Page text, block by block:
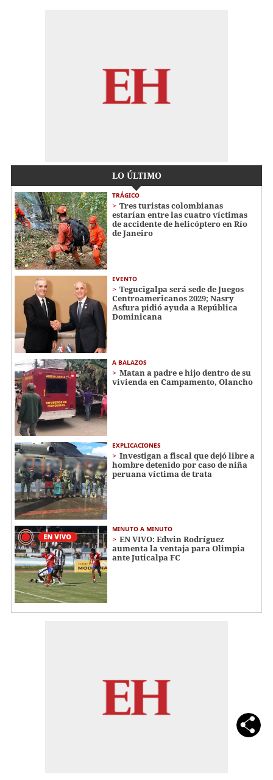
LO ÚLTIMO
TRÁGICO
Tres turistas colombianas
estarían entre las cuatro víctimas
de accidente de helicóptero en Río
de Janeiro
EVENTO
Tegucigalpa será sede de Juegos
Centroamericanos 2029; Nasry
Asfura pidió ayuda a República
Dominicana
A BALAZOS
Matan a padre e hijo dentro de su
vivienda en Campamento, Olancho
EXPLICACIONES
Investigan a fiscal que dejó libre a
hombre detenido por caso de niña
peruana víctima de trata
MINUTO A MINUTO
EN VIVO: Edwin Rodríguez
aumenta la ventaja para Olimpia
ante Juticalpa FC